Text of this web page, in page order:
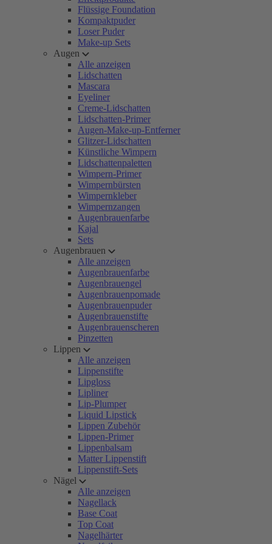
Flüssige Foundation
Kompaktpuder
Loser Puder
Make-up Sets
Augen
Alle anzeigen
Lidschatten
Mascara
Eyeliner
Creme-Lidschatten
Lidschatten-Primer
Augen-Make-up-Entferner
Glitzer-Lidschatten
Künstliche Wimpern
Lidschattenpaletten
Wimpern-Primer
Wimpernbürsten
Wimpernkleber
Wimpernzangen
Augenbrauenfarbe
Kajal
Sets
Augenbrauen
Alle anzeigen
Augenbrauenfarbe
Augenbrauengel
Augenbrauenpomade
Augenbrauenpuder
Augenbrauenstifte
Augenbrauenscheren
Pinzetten
Lippen
Alle anzeigen
Lippenstifte
Lipgloss
Lipliner
Lip-Plumper
Liquid Lipstick
Lippen Zubehör
Lippen-Primer
Lippenbalsam
Matter Lippenstift
Lippenstift-Sets
Nägel
Alle anzeigen
Nagellack
Base Coat
Top Coat
Nagelhärter